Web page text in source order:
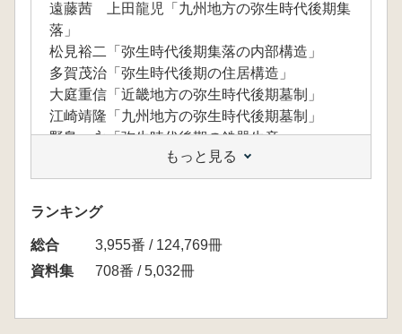
遠藤茜 上田龍児「九州地方の弥生時代後期集
落」
松見裕二「弥生時代後期集落の内部構造」
多賀茂治「弥生時代後期の住居構造」
大庭重信「近畿地方の弥生時代後期墓制」
江崎靖隆「九州地方の弥生時代後期墓制」
野島 永「弥生時代後期の鉄器生産」
森本 徹「弥生時代後期の農業生産」
第2部 誌上発表 ※約80頁
長友朋子 「器物生産、分業化、階層化からみ
た弥生後期社会と国際環境」
井上義也 「須玖遺跡群の集落構造」
もっと見る
ランキング
総合
3,955番 / 124,769冊
資料集
708番 / 5,032冊